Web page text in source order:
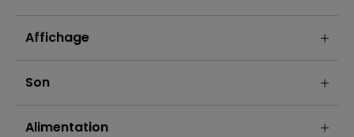
Affichage
Son
Alimentation